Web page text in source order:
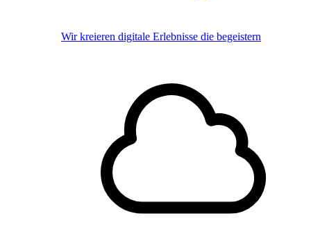
Wir kreieren digitale Erlebnisse die begeistern